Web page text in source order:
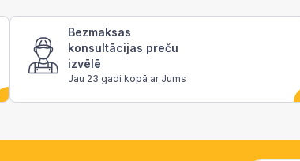
Bezmaksas
konsultācijas preču
izvēlē
Jau 23 gadi kopā ar Jums